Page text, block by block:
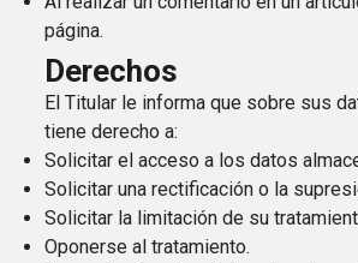
página.
Derechos
El Titular le informa que sobre sus
tiene derecho a:
Solicitar el acceso a los datos
Solicitar una rectificación o la
Solicitar la limitación de su
Oponerse al tratamiento.